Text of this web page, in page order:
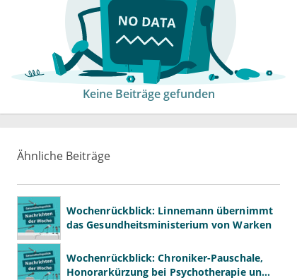
Keine Beiträge gefunden
Ähnliche Beiträge
Wochenrückblick: Linnemann übernimmt
das Gesundheitsministerium von Warken
Wochenrückblick: Chroniker-Pauschale,
Honorarkürzung bei Psychotherapie und